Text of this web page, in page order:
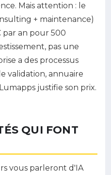
Mais attention : le
+ maintenance)
par an pour 500
pas une
a des processus
validation, annuaire
justifie son prix.
QUI FONT
vous parleront d'IA